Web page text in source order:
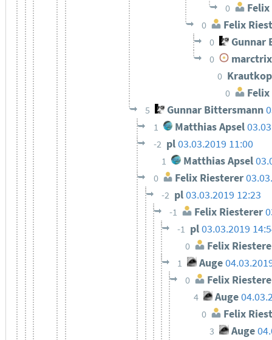
0
0 Felix
0 Gunnar
0 marctrix
0
0
5 Gunnar Bittersmann
1 Matthias Apsel
-2 pl03.03.2019 11:00
1 Matthias Apsel
0 Felix Riesterer
-2 pl03.03.2019 12:23
-1 Felix Riesterer
-1 pl03.03.2019
0 Felix
1 Auge
0 Felix
4 Auge
0 Felix
3 Auge